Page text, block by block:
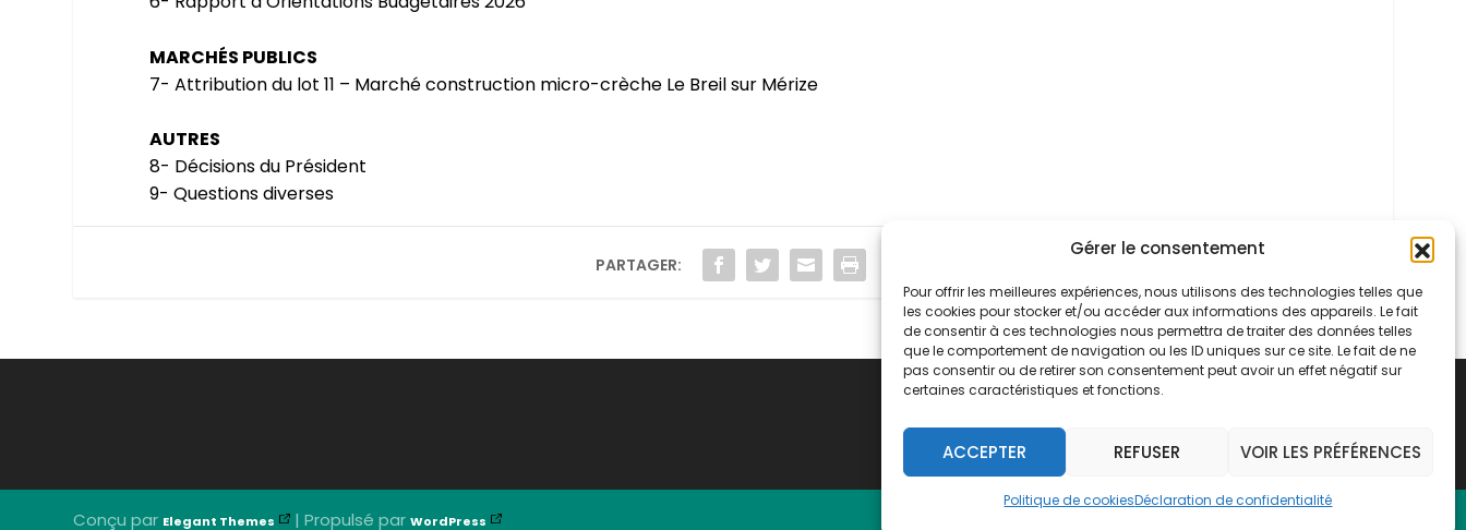
Gérer le consentement
Pour offrir les meilleures expériences, nous utilisons des technologies telles que
les cookies pour stocker et/ou accéder aux informations des appareils. Le fait
de consentir à ces technologies nous permettra de traiter des données telles
que le comportement de navigation ou les ID uniques sur ce site. Le fait de ne
pas consentir ou de retirer son consentement peut avoir un effet négatif sur
certaines caractéristiques et fonctions.
ACCEPTER REFUSER VOIR LES PRÉFÉRENCES
Politique de cookiesDéclaration de confidentialité
MARCHÉS PUBLICS
7- Attribution du lot 11 – Marché construction micro-crèche Le Breil sur Mérize
AUTRES
8- Décisions du Président
9- Questions diverses
PARTAGER:
Conçu par Elegant Themes | Propulsé parWordPress